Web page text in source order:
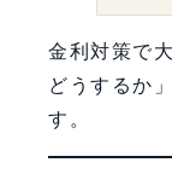
金利対策で
どうするか
す。